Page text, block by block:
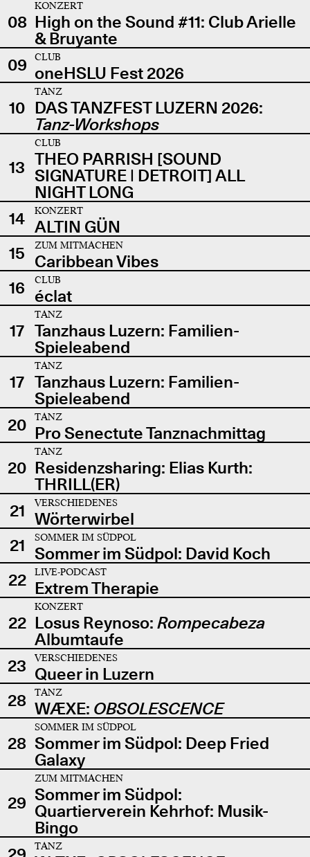
08
KONZERT
High on the Sound #11: Club Arielle
& Bruyante
09
CLUB
oneHSLU Fest 2026
10
TANZ
DAS TANZFEST LUZERN 2026:
Tanz-Workshops
13
CLUB
THEO PARRISH [SOUND
SIGNATURE | DETROIT] ALL
NIGHT LONG
14
KONZERT
ALTIN GÜN
15
ZUM MITMACHEN
Caribbean Vibes
16
CLUB
éclat
17
TANZ
Tanzhaus Luzern: Familien-
Spieleabend
17
TANZ
Tanzhaus Luzern: Familien-
Spieleabend
20
TANZ
Pro Senectute Tanznachmittag
20
TANZ
Residenzsharing: Elias Kurth:
THRILL(ER)
21
VERSCHIEDENES
Wörterwirbel
21
SOMMER IM SÜDPOL
Sommer im Südpol: David Koch
22
LIVE-PODCAST
Extrem Therapie
22
KONZERT
Losus Reynoso: Rompecabeza
Albumtaufe
23
VERSCHIEDENES
Queer in Luzern
28
TANZ
WÆXE: OBSOLESCENCE
28
SOMMER IM SÜDPOL
Sommer im Südpol: Deep Fried
Galaxy
29
ZUM MITMACHEN
Sommer im Südpol:
Quartierverein Kehrhof: Musik-
Bingo
TANZ